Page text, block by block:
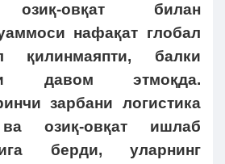
озиқ-овқат билан
нафақат глобал
қилинмаяпти, балки
давом этмоқда.
зарбани логистика
озиқ-овқат ишлаб
берди, уларнинг